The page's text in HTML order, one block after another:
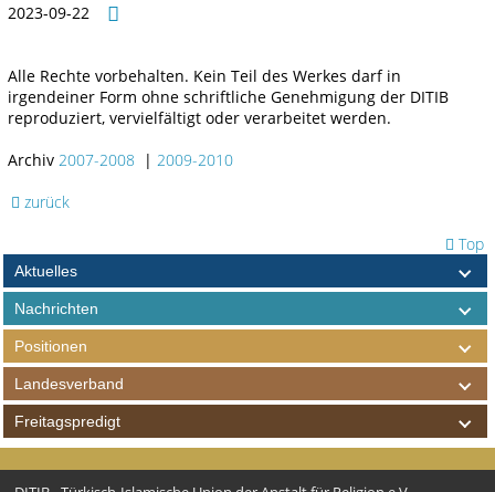
2023-09-22
Alle Rechte vorbehalten. Kein Teil des Werkes darf in
irgendeiner Form ohne schriftliche Genehmigung der DITIB
reproduziert, vervielfältigt oder verarbeitet werden.
Archiv 2007-2008 | 2009-2010
zurück
Top
Aktuelles
Nachrichten
Positionen
Landesverband
Freitagspredigt